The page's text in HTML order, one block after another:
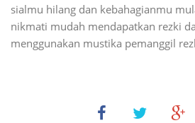
sialmu hilang dan kebahagianmu
nikmati mudah mendapatkan rezki
menggunakan mustika pemanggil